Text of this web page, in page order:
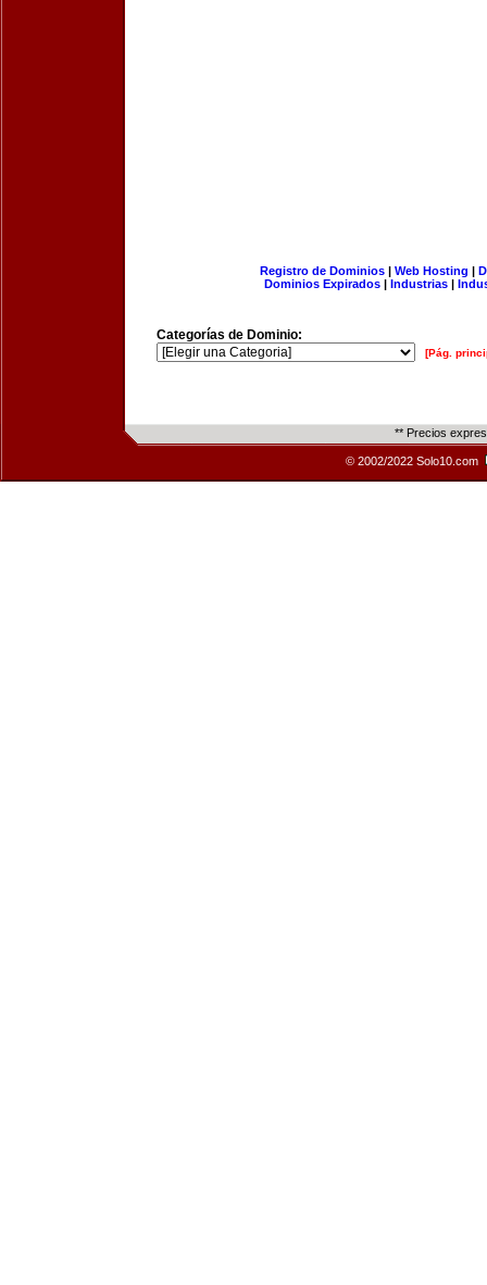
Registro de Dominios| Web Hosting |
Dominios Expirados | Industrias |
Categorías de Dominio:
[Pág.
** Precios
© 2002/2022 Solo10.com